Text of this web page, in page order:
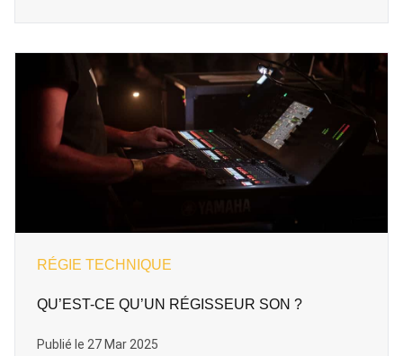
RÉGIE TECHNIQUE
QU’EST-CE QU’UN RÉGISSEUR SON ?
Publié le 27 Mar 2025